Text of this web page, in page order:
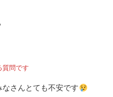
質問です
さんとても不安です